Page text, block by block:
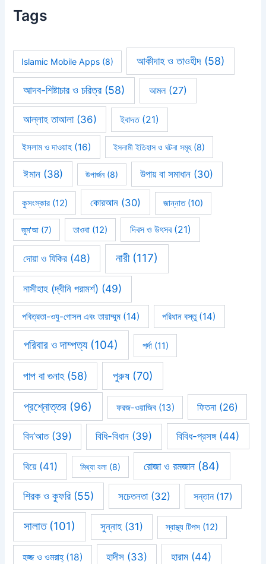
Tags
Islamic Mobile Apps (8) আকীদাহ ও তাওহীদ(58)
আদব-শিষ্টাচার ও চরিত্র(58) আমল(27)
আল্লাহ তাআলা(36) ইবাদত(21)
ইসলাম ও দাওয়াহ (16) ইসলামী ইতিহাস ও ঘটনা সমূহ(8)
ঈমান(38) উপার্জন(8) উপায় বা সমাধান (30)
কুসংস্কার(12) কোরআন (30) জান্নাত(10)
জুম'আ (7) তাওবা (12) দিবস ও উৎসব(21)
দোয়া ও যিকির (48) নারী(117)
নাসীহাহ (দ্বীনি পরামর্শ) (49)
পবিত্রতা-ওযু-গোসল এবং তায়াম্মুম (14) পরিধান বস্তু(14)
পরিবার ও দাম্পত্য(104) পর্দা(11)
পাপ বা গুনাহ(58) পুরুষ(70)
প্রশ্নোত্তর (96) ফরজ-ওয়াজিব(13) ফিতনা(26)
বিদ’আত(39) বিধি-বিধান (39) বিবিধ-প্রসঙ্গ(44)
বিয়ে(41) মিথ্যা বলা(8) রোজা ও রমজান (84)
শিরক ও কুফরি(55) সচেতনতা(32) সন্তান(17)
সালাত(101) সুন্নাহ (31) স্বাস্থ্য টিপস (12)
হজ্জ ও ওমরাহ্‌(18) হাদীস(33) হারাম (44)